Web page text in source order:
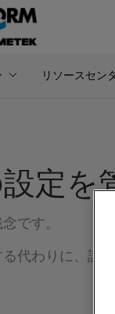
リソースセン
定を
です。
代わりに、設